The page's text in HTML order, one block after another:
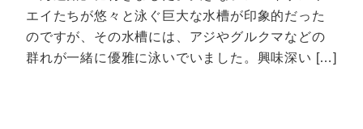
エイたちが悠々と泳ぐ巨大な水槽が印象的だった
のですが、その水槽には、アジやグルクマなどの
群れが一緒に優雅に泳いでいました。興味深い […]